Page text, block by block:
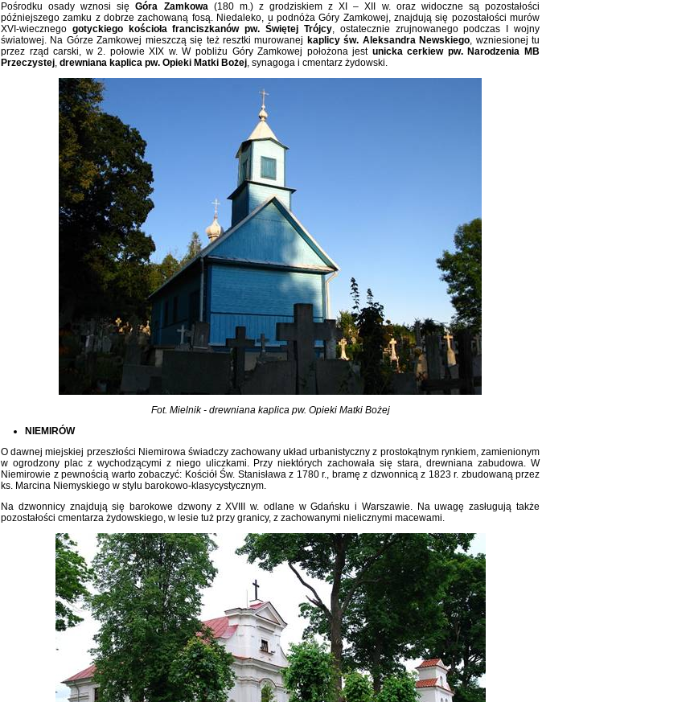
Pośrodku osady wznosi sięGóra Zamkowa(180 m.) z grodziskiem z XI – XII w. oraz widoczne są pozostałości
późniejszego zamku z dobrze zachowaną fosą. Niedaleko, u podnóża Góry Zamkowej, znajdują się pozostałości murów
XVI-wiecznego gotyckiego kościoła franciszkanów pw. Świętej Trójcy, ostatecznie zrujnowanego podczas I wojny
światowej. Na Górze Zamkowej mieszczą się też resztki murowanej kaplicy św. Aleksandra Newskiego, wzniesionej tu
przez rząd carski, w 2. połowie XIX w. W pobliżu Góry Zamkowej położona jest unicka cerkiew pw. Narodzenia MB
Przeczystej, drewniana kaplica pw. Opieki Matki Bożej, synagoga i cmentarz żydowski.
Fot. Mielnik - drewniana kaplica pw. Opieki Matki Bożej
NIEMIRÓW
O dawnej miejskiej przeszłości Niemirowa świadczy zachowany układ urbanistyczny z prostokątnym rynkiem, zamienionym
w ogrodzony plac z wychodzącymi z niego uliczkami. Przy niektórych zachowała się stara, drewniana zabudowa. W
Niemirowie z pewnością warto zobaczyć: Kościół Św. Stanisława z 1780 r., bramę z dzwonnicą z 1823 r. zbudowaną przez
ks. Marcina Niemyskiego w stylu barokowo-klasycystycznym.
Na dzwonnicy znajdują się barokowe dzwony z XVIII w. odlane w Gdańsku i Warszawie. Na uwagę zasługują także
pozostałości cmentarza żydowskiego, w lesie tuż przy granicy, z zachowanymi nielicznymi macewami.